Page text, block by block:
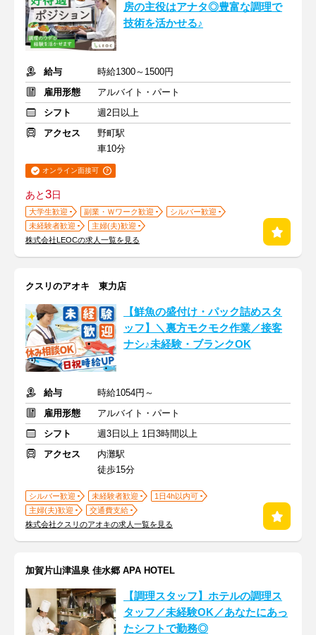
房の主役はアナタ◎豊富な調理で
技術を活かせる♪
給与
時給1300～1500円
雇用形態
アルバイト・パート
シフト
週2日以上
アクセス
野町駅
車10分
オンライン面接可
あと3日
大学生歓迎 副業・Ｗワーク歓迎
シルバー歓迎
未経験者歓迎
主婦(夫)歓迎
株式会社LEOCの求人一覧を見る
クスリのアオキ 東力店
【鮮魚の盛付け・パック詰めスタ
ッフ】＼裏方モクモク作業／接客
ナシ♪未経験・ブランクOK
給与
時給1054円～
雇用形態
アルバイト・パート
シフト
週3日以上 1日3時間以上
アクセス
内灘駅
徒歩15分
シルバー歓迎 未経験者歓迎
1日4h以内可
主婦(夫)歓迎
交通費支給
株式会社クスリのアオキの求人一覧を見る
加賀片山津温泉 佳水郷 APA HOTEL
【調理スタッフ】ホテルの調理ス
タッフ／未経験OK／あなたにあっ
たシフトで勤務◎